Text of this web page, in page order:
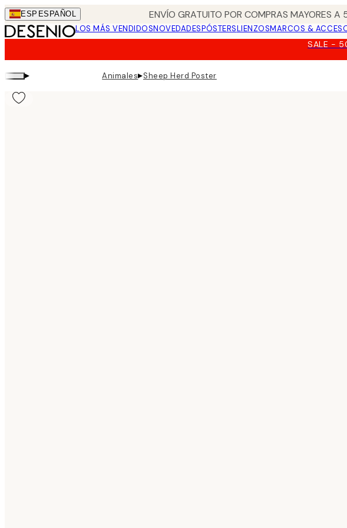
Skip
to
main
ESP ESPAÑOL ENVÍO GRATUITO POR COMPRAS MAYORES
LOS MÁS VENDIDOSNOVEDADESPÓSTERSLIENZOSMARCOS &
SALE -
▸ Animales▸Sheep Herd Poster